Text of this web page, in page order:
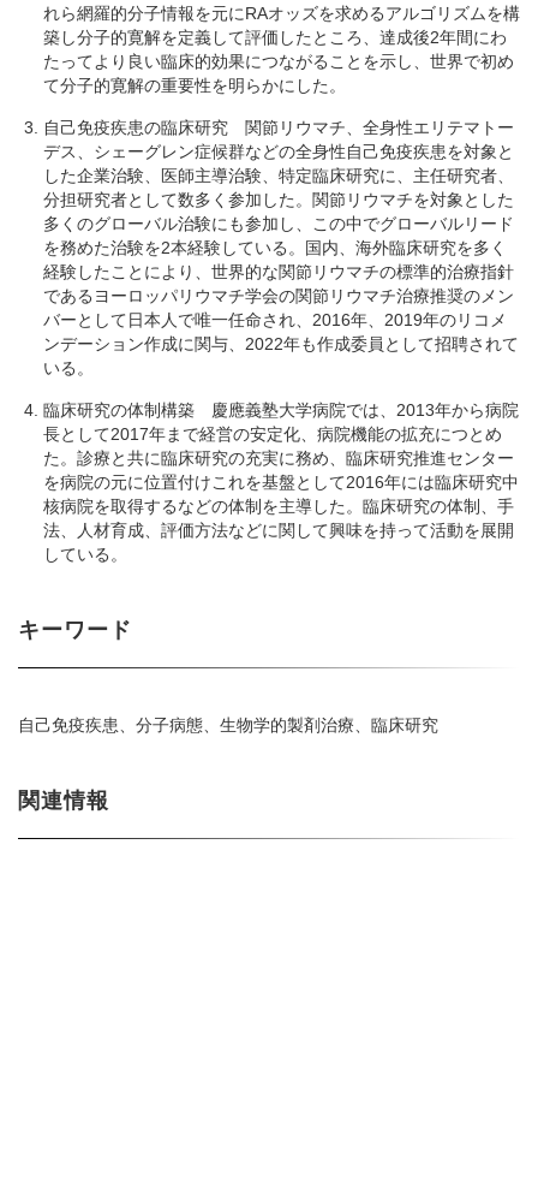
れら網羅的分子情報を元にRAオッズを求めるアルゴリズムを構
築し分子的寛解を定義して評価したところ、達成後2年間にわ
たってより良い臨床的効果につながることを示し、世界で初め
て分子的寛解の重要性を明らかにした。
自己免疫疾患の臨床研究 関節リウマチ、全身性エリテマトー
デス、シェーグレン症候群などの全身性自己免疫疾患を対象と
した企業治験、医師主導治験、特定臨床研究に、主任研究者、
分担研究者として数多く参加した。関節リウマチを対象とした
多くのグローバル治験にも参加し、この中でグローバルリード
を務めた治験を2本経験している。国内、海外臨床研究を多く
経験したことにより、世界的な関節リウマチの標準的治療指針
であるヨーロッパリウマチ学会の関節リウマチ治療推奨のメン
バーとして日本人で唯一任命され、2016年、2019年のリコメ
ンデーション作成に関与、2022年も作成委員として招聘されて
いる。
臨床研究の体制構築 慶應義塾大学病院では、2013年から病院
長として2017年まで経営の安定化、病院機能の拡充につとめ
た。診療と共に臨床研究の充実に務め、臨床研究推進センター
を病院の元に位置付けこれを基盤として2016年には臨床研究中
核病院を取得するなどの体制を主導した。臨床研究の体制、手
法、人材育成、評価方法などに関して興味を持って活動を展開
している。
キーワード
自己免疫疾患、分子病態、生物学的製剤治療、臨床研究
関連情報